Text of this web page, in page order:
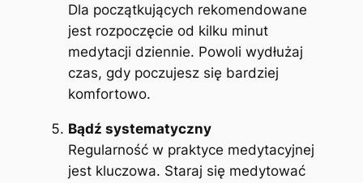
Dla początkujących rekomendowane
jest rozpoczęcie od kilku minut
medytacji dziennie. Powoli wydłużaj
czas, gdy poczujesz się bardziej
komfortowo.
Bądź systematyczny
Regularność w praktyce medytacyjnej
jest kluczowa. Staraj się medytować